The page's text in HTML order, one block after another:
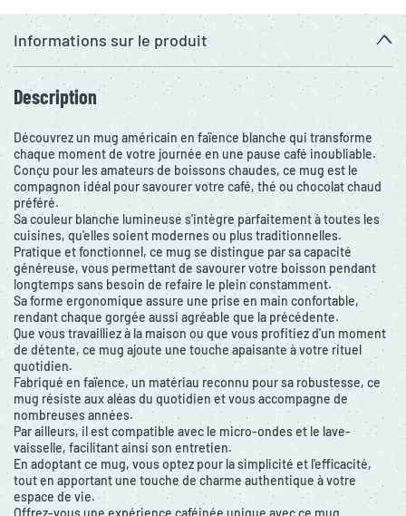
Informations sur le produit
Description
Découvrez un mug américain en faïence blanche qui transforme
chaque moment de votre journée en une pause café inoubliable.
Conçu pour les amateurs de boissons chaudes, ce mug est le
compagnon idéal pour savourer votre café, thé ou chocolat chaud
préféré.
Sa couleur blanche lumineuse s'intègre parfaitement à toutes les
cuisines, qu'elles soient modernes ou plus traditionnelles.
Pratique et fonctionnel, ce mug se distingue par sa capacité
généreuse, vous permettant de savourer votre boisson pendant
longtemps sans besoin de refaire le plein constamment.
Sa forme ergonomique assure une prise en main confortable,
rendant chaque gorgée aussi agréable que la précédente.
Que vous travailliez à la maison ou que vous profitiez d'un moment
de détente, ce mug ajoute une touche apaisante à votre rituel
quotidien.
Fabriqué en faïence, un matériau reconnu pour sa robustesse, ce
mug résiste aux aléas du quotidien et vous accompagne de
nombreuses années.
Par ailleurs, il est compatible avec le micro-ondes et le lave-
vaisselle, facilitant ainsi son entretien.
En adoptant ce mug, vous optez pour la simplicité et l'efficacité,
tout en apportant une touche de charme authentique à votre
espace de vie.
Offrez-vous une expérience caféinée unique avec ce mug